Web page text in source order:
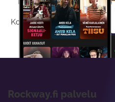
Kokeilemalla ilmaiseksi
viikon
Rockway.fi palvelu